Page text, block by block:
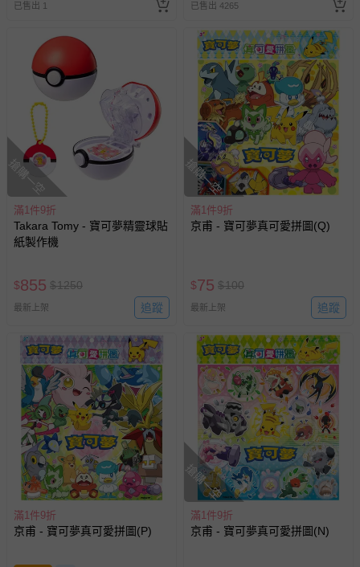
如您收到商品，請依正常流程檢查是否完好，若商品遇瑕疵
若您對於會員帳號、商品訂購與資訊、購物流程、付款方
式、折價券與購物金的使用、退貨及商品運送方式等有疑
問，你可詳見：
媽咪愛客服中心 。
預購商品：預購為海外同步代購，遇缺貨即會通知媽咪並協
助取消退款事宜。
商品如因「價格、組合」等錯誤原因，導致無法安排出貨，
會主動以簡訊及mail通知訂單取消事宜，並將提供適當補
償。
已售出 1 已售出 4265
搶購一空
滿1件9折
Takara Tomy - 寶可夢精靈球貼
紙製作機
$855 $1250
最新上架 追蹤
搶購一空
滿1件9折
京甫 - 寶可夢真可愛拼圖(Q)
$75 $100
最新上架 追蹤
滿1件9折
京甫 - 寶可夢真可愛拼圖(P)
搶購一空
滿1件9折
京甫 - 寶可夢真可愛拼圖(N)